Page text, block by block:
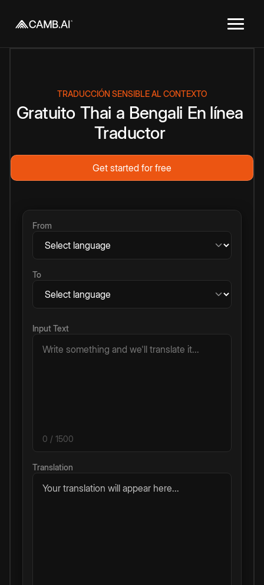
TRADUCCIÓN SENSIBLE AL CONTEXTO
Gratuito Thai a Bengali En línea
Traductor
Get started for free
From
To
Input Text
0 / 1500
Translation
Your translation will appear here...